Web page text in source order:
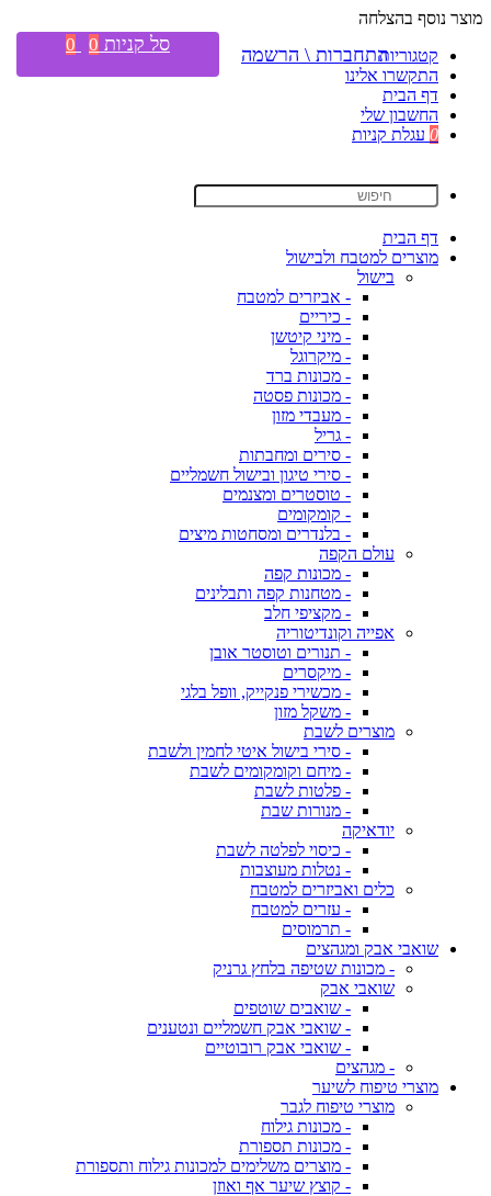
מוצר נוסף בהצלחה
קטגוריות
התקשרו אלינו
דף הבית
החשבון שלי
0 עגלת קניות
דף הבית
מוצרים למטבח ולבישול
בישול
- אביזרים למטבח
- כיריים
- מיני קיטשן
- מיקרוגל
- מכונות ברד
- מכונות פסטה
- מעבדי מזון
- גריל
- סירים ומחבתות
- סירי טיגון ובישול חשמליים
- טוסטרים ומצנמים
- קומקומים
- בלנדרים ומסחטות מיצים
עולם הקפה
- מכונות קפה
- מטחנות קפה ותבלינים
- מקציפי חלב
אפייה וקונדיטוריה
- תנורים וטוסטר אובן
- מיקסרים
- מכשירי פנקייק, וופל בלגי
- משקל מזון
מוצרים לשבת
- סירי בישול איטי לחמין ולשבת
- מיחם וקומקומים לשבת
- פלטות לשבת
- מנורות שבת
יודאיקה
- כיסוי לפלטה לשבת
- נטלות מעוצבות
כלים ואביזרים למטבח
- עזרים למטבח
- תרמוסים
שואבי אבק ומגהצים
- מכונות שטיפה בלחץ גרניק
שואבי אבק
- שואבים שוטפים
- שואבי אבק חשמליים ונטענים
- שואבי אבק רובוטיים
- מגהצים
מוצרי טיפוח לשיער
מוצרי טיפוח לגבר
- מכונות גילוח
- מכונות תספורת
- מוצרים משלימים למכונות גילוח ותספורת
- קוצץ שיער אף ואוזן
התחברות \ הרשמה סל קניות 0
0